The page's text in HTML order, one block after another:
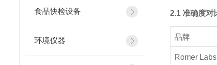
食品快检设备
环境仪器
2.1 准确度对
品牌
Romer Labs